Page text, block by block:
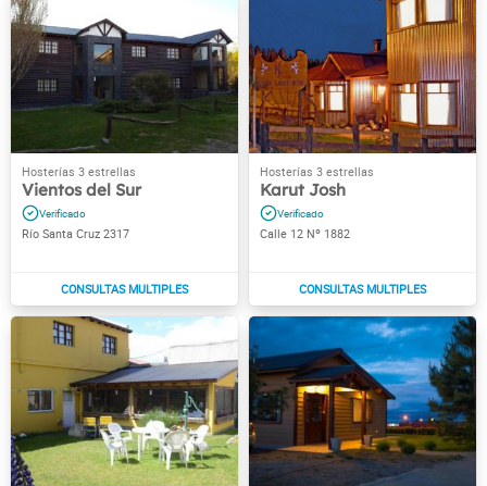
Vientos del Sur
Río Santa Cruz 2317
Karut Josh
Calle 12 Nº 1882